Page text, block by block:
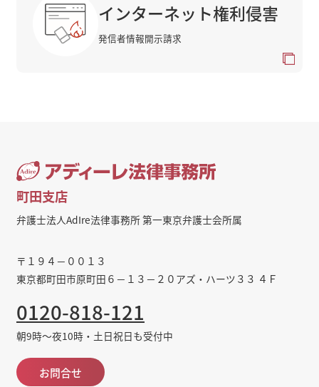
インターネット権利侵害
発信者情報開示請求
町田支店
弁護士法人AdIre法律事務所 第一東京弁護士会所属
〒１９４－００１３
東京都町田市原町田６－１３－２０アズ・ハーツ３３ ４Ｆ
0120-818-121
朝9時～夜10時・土日祝日も受付中
お問合せ